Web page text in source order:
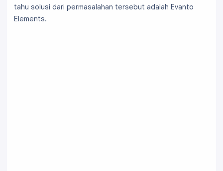
tahu solusi dari permasalahan tersebut adalah Evanto
Elements.